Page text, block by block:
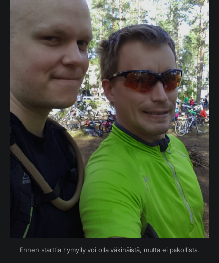
Ennen starttia hymyily voi olla väkinäistä, mutta ei pakollista.